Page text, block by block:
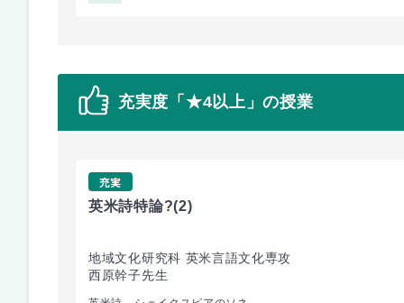
充実度「★4以上」の授業
充実
英米詩特論?(2)
地域文化研究科 英米言語文化専攻
西原幹子先生